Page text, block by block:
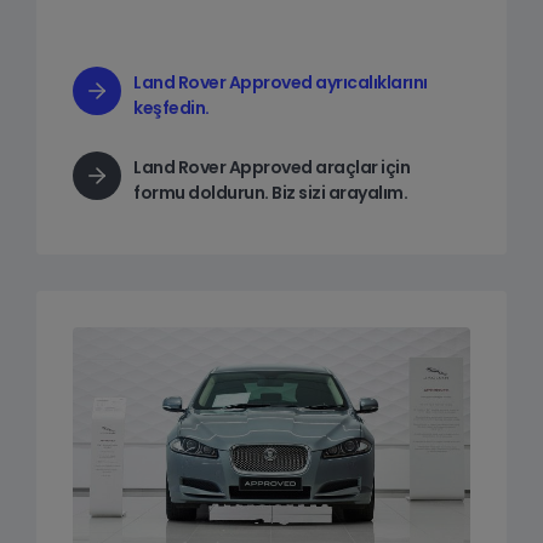
Land Rover Approved ayrıcalıklarını
keşfedin.
Land Rover Approved araçlar için
formu doldurun. Biz sizi arayalım.